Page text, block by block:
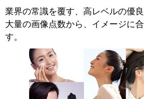
業界の常識を覆す、高レベルの優
大量の画像点数から、イメージに
す。